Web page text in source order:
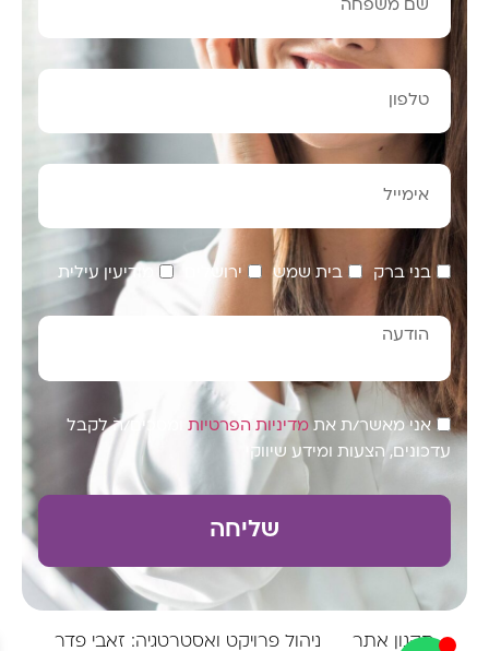
בני ברק בית שמש ירושלים מודיעין עילית
אני מאשר/ת את מדיניות הפרטיות ומסכים/ה לקבל
עדכונים, הצעות ומידע שיווקי
שליחה
ניהול פרויקט ואסטרטגיה: זאבי פדר תקנון אתר